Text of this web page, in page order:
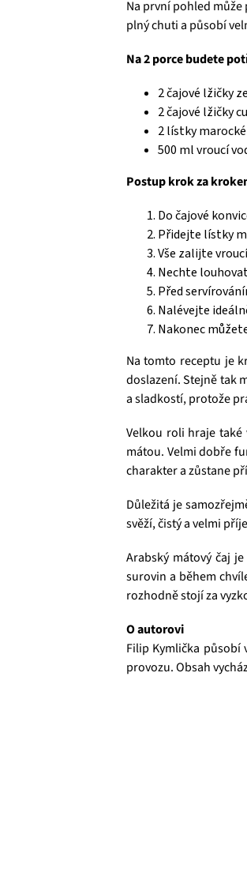
Na první pohled může
plný chuti a působí
Na 2 porce budete
2 čajové lžičky
2 čajové lžičky
2 lístky
500 ml vroucí
Postup krok za
Do čajové
Přidejte lístky
Vše zalijte
Nechte
Před
Nalévejte
Nakonec
Na tomto receptu je
doslazení. Stejně tak
a sladkostí, protože
Velkou roli hraje
mátou. Velmi dobře
charakter a zůstane
Důležitá je
svěží, čistý a velmi
Arabský mátový čaj
surovin a během
rozhodně stojí za
O autorovi
Filip Kymlička působí
provozu. Obsah